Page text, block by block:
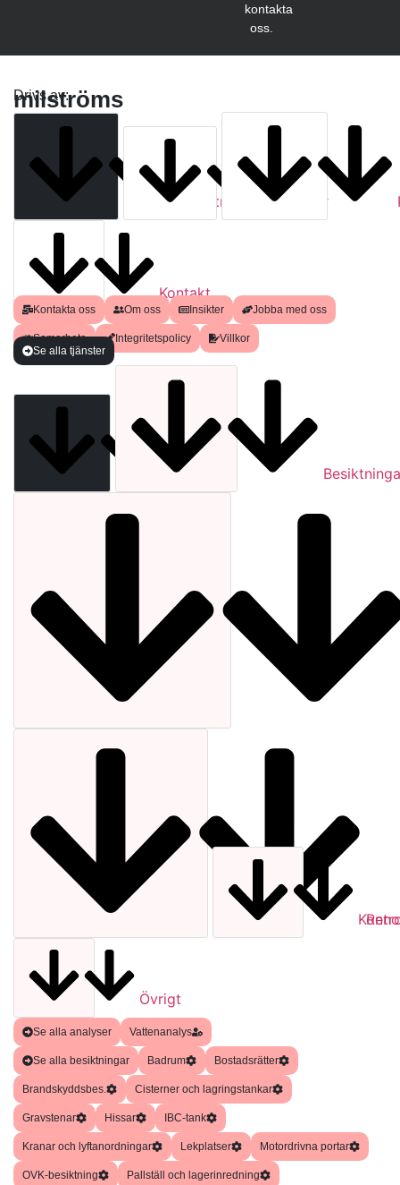
kontakta
oss.
Drivs av:
milströms
Milströms Tjänster
Kontakt
Kontakta oss Om oss Insikter Jobba med oss
Samarbete Integritetspolicy
Villkor
Se alla tjänster
Analyser
Övrigt
Se alla analyser Vattenanalys
Se alla besiktningar Badrum Bostadsrätter
Brandskyddsbes. Cisterner och lagringstankar
Gravstenar Hissar IBC-tank
Kranar och lyftanordningar Lekplatser Motordrivna portar
OVK-besiktning Pallställ och lagerinredning